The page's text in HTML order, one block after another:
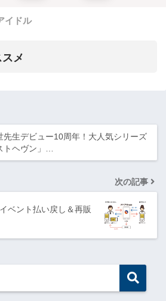
イドル
メ
先生デビュー10周年！大人気シリーズ
トヘヴン」…
次の記事
ベント払い戻し＆再販